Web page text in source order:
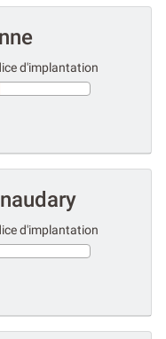
d'implantation
d'implantation